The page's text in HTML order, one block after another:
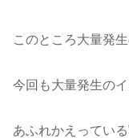
このところ大量発
今回も大量発生のイ
あふれかえってい